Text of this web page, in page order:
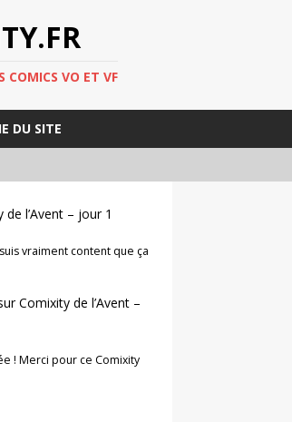
COMICS VO ET VF
DU SITE
de l’Avent – jour 1
vraiment content que ça
Comixity de l’Avent –
! Merci pour ce Comixity